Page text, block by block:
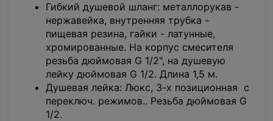
Гибкий душевой шланг: металлорукав -
нержавейка, внутренняя трубка -
пищевая резина, гайки - латунные,
хромированные. На корпус смесителя
резьба дюймовая G 1/2", на душевую
лейку дюймовая G 1/2. Длина 1,5 м.
Душевая лейка: Люкс, 3-х позиционная с
переключ. режимов.. Резьба дюймовая G
1/2.